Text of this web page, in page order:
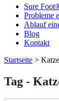
Sure
Probleme
Ablauf
Blog
Kontakt
Startseite >
Tag -